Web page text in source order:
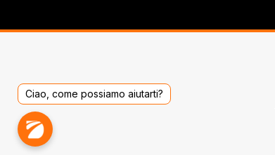
Ciao, come possiamo aiutarti?